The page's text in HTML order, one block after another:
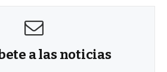
a las noticias